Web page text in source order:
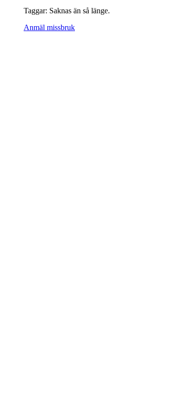
Taggar: Saknas än så länge.
Anmäl missbruk